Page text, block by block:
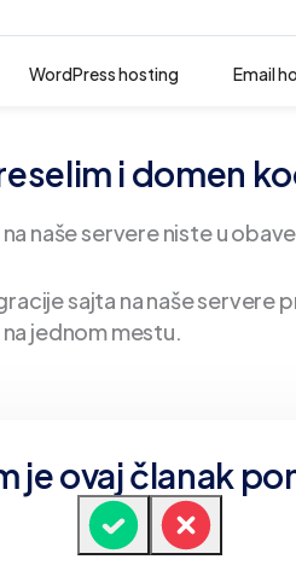
WordPress hosting Email
i domen
naše servere niste u
sajta na naše servere
jednom mestu.
je ovaj članak